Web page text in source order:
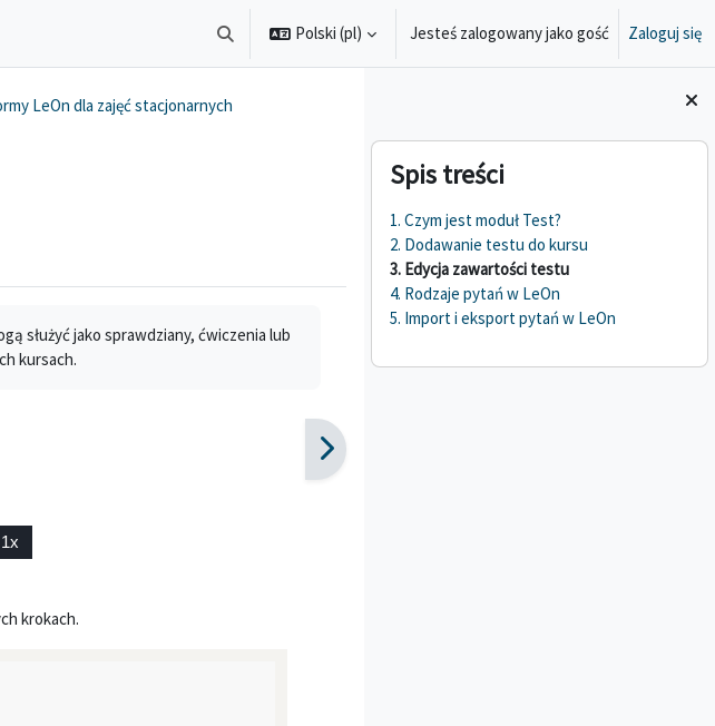
Przełącznik wyszukiwarki
Polski ‎(pl)‎ Jesteś zalogowany jako gość Zaloguj się
Bloki
Pomiń Spis treści
Spis treści
1. Czym jest moduł Test?
2. Dodawanie testu do kursu
3. Edycja zawartości testu
4. Rodzaje pytań w LeOn
5. Import i eksport pytań w LeOn
LeOn dla zajęć stacjonarnych
służyć jako sprawdziany, ćwiczenia lub
kursach.
1xPrędkość
odtwarzania
krokach.